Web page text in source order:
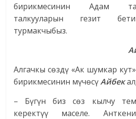
бирикмесинин Адам
талкууларын гезит
турмакчыбыз.
Алгачкы сөздү «Ак шумкар
бирикмесинин мүчөсүАйбек
– Бүгүн биз сөз кылчу
керектүү маселе.